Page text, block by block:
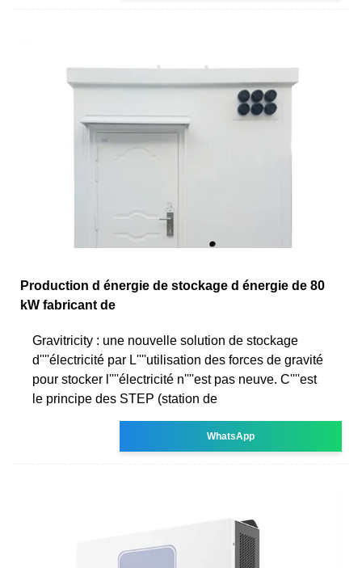
Production d énergie de stockage d énergie de 80
kW fabricant de
Gravitricity : une nouvelle solution de stockage
d''''électricité par L''''utilisation des forces de gravité
pour stocker l''''électricité n''''est pas neuve. C''''est
le principe des STEP (station de
WhatsApp